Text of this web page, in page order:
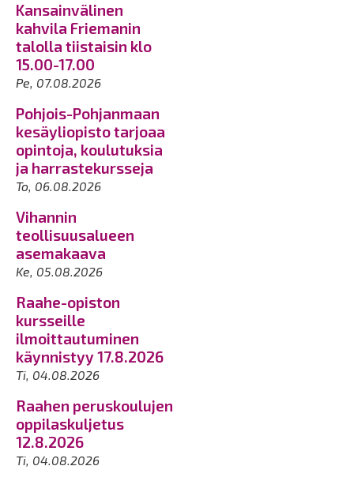
Kansainvälinen
kahvila Friemanin
talolla tiistaisin klo
15.00-17.00
Pe, 07.08.2026
Pohjois-Pohjanmaan
kesäyliopisto tarjoaa
opintoja, koulutuksia
ja harrastekursseja
To, 06.08.2026
Vihannin
teollisuusalueen
asemakaava
Ke, 05.08.2026
Raahe-opiston
kursseille
ilmoittautuminen
käynnistyy 17.8.2026
Ti, 04.08.2026
Raahen peruskoulujen
oppilaskuljetus
12.8.2026
Ti, 04.08.2026